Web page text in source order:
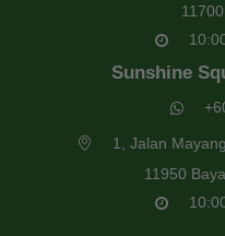
Sunshine
1, Jalan
11950